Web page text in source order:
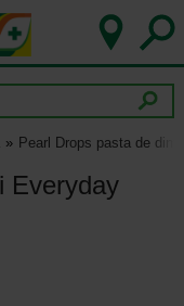
Pearl Drops pasta de
Everyday